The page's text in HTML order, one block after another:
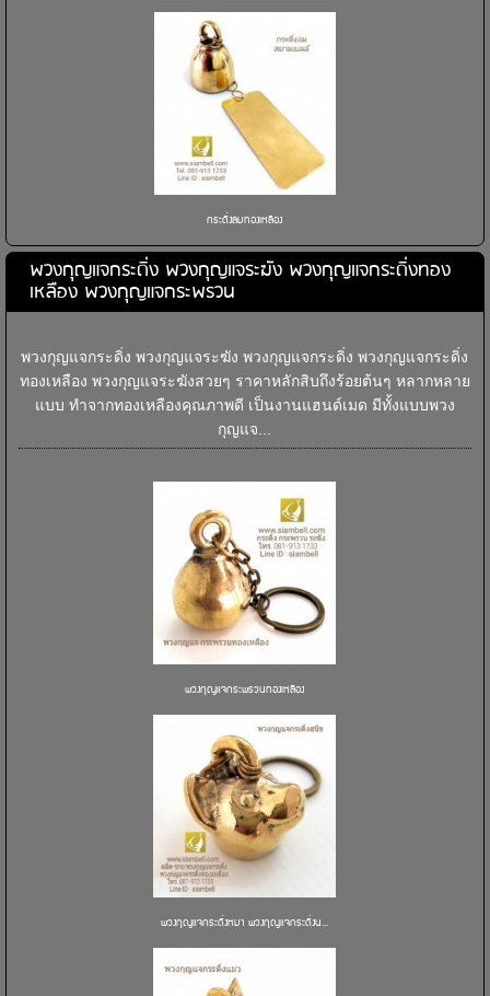
กระดิ่งลมทองเหลือง
พวงกุญแจกระดิ่ง พวงกุญแจระฆัง พวงกุญแจกระดิ่งทอง
เหลือง พวงกุญแจกระพรวน
พวงกุญแจกระดิ่ง พวงกุญแจระฆัง พวงกุญแจกระดิ่ง พวงกุญแจกระดิ่ง
ทองเหลือง พวงกุญแจระฆังสวยๆ ราคาหลักสิบถึงร้อยต้นๆ หลากหลาย
แบบ ทำจากทองเหลืองคุณภาพดี เป็นงานแฮนด์เมด มีทั้งแบบพวง
กุญแจ...
พวงกุญแจกระพรวนทองเหลือง
พวงกุญแจกระดิ่งหมา พวงกุญแจกระดิ่งน...